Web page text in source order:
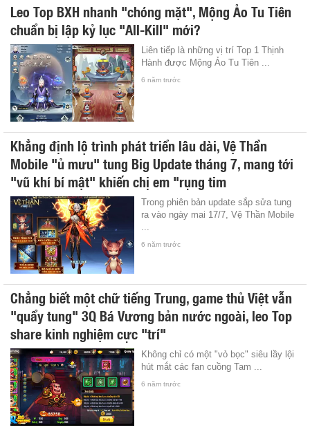
Leo Top BXH nhanh "chóng mặt", Mộng Ảo Tu Tiên
chuẩn bị lập kỷ lục "All-Kill" mới?
Liên tiếp là những vị trí Top 1 Thịnh
Hành được Mộng Ảo Tu Tiên ...
6 năm trước
Khẳng định lộ trình phát triển lâu dài, Vệ Thần
Mobile "ủ mưu" tung Big Update tháng 7, mang tới
"vũ khí bí mật" khiến chị em "rụng tim
Trong phiên bản update sắp sửa tung
ra vào ngày mai 17/7, Vệ Thần Mobile
...
6 năm trước
Chẳng biết một chữ tiếng Trung, game thủ Việt vẫn
"quẩy tung" 3Q Bá Vương bản nước ngoài, leo Top
share kinh nghiệm cực "trí"
Không chỉ có một "vỏ bọc" siêu lầy lội
hút mắt các fan cuồng Tam ...
6 năm trước